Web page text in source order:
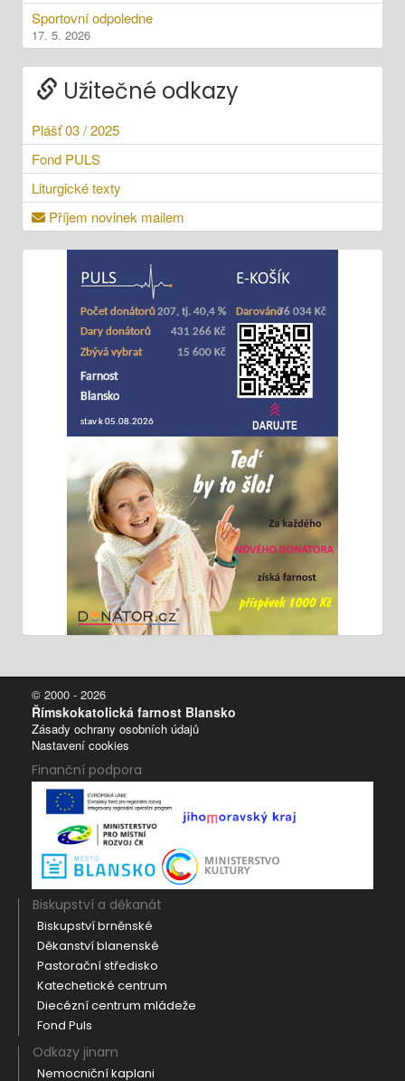
Sportovní odpoledne
17. 5. 2026
Užitečné odkazy
Plášť 03 / 2025
Fond PULS
Liturgické texty
Příjem novinek mailem
© 2000 - 2026
Římskokatolická farnost Blansko
Zásady ochrany osobních údajů
Nastavení cookies
Finanční podpora
Biskupství a děkanát
Biskupství brněnské
Děkanství blanenské
Pastorační středisko
Katechetické centrum
Diecézní centrum mládeže
Fond Puls
Odkazy jinam
Nemocniční kaplani